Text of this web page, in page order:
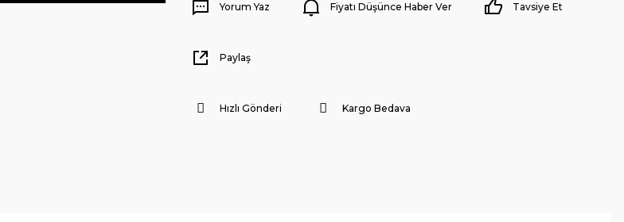
Yorum Yaz Fiyatı Düşünce Haber Ver Tavsiye Et
Paylaş
Hızlı Gönderi Kargo Bedava